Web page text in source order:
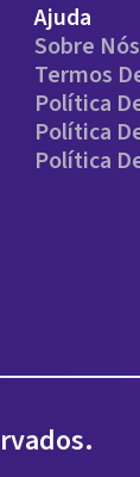
Ajuda
Sobre Nós
Termos
Política
Política
Política